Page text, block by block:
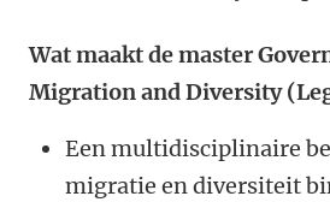
Wat maakt de master
Migration and Diversity
Een multidisciplinaire
migratie en diversiteit